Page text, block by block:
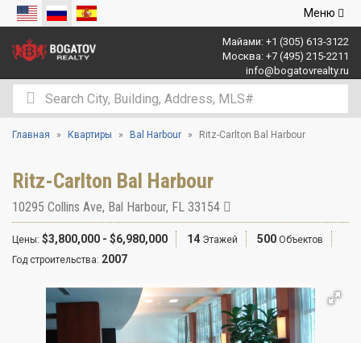
Открыть
Меню
Майами: +1 (305) 613-3122
Москва: +7 (495) 215-2211
info@bogatovrealty.ru
Главная Квартиры Bal Harbour Ritz-Carlton Bal Harbour
Ritz-Carlton Bal Harbour
10295 Collins Ave, Bal Harbour, FL 33154
Цены: $3,800,000 - $6,980,000 14 Этажей 500 Объектов
Год строительства: 2007